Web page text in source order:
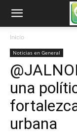
Inicio
Noticias en General
una
urbana